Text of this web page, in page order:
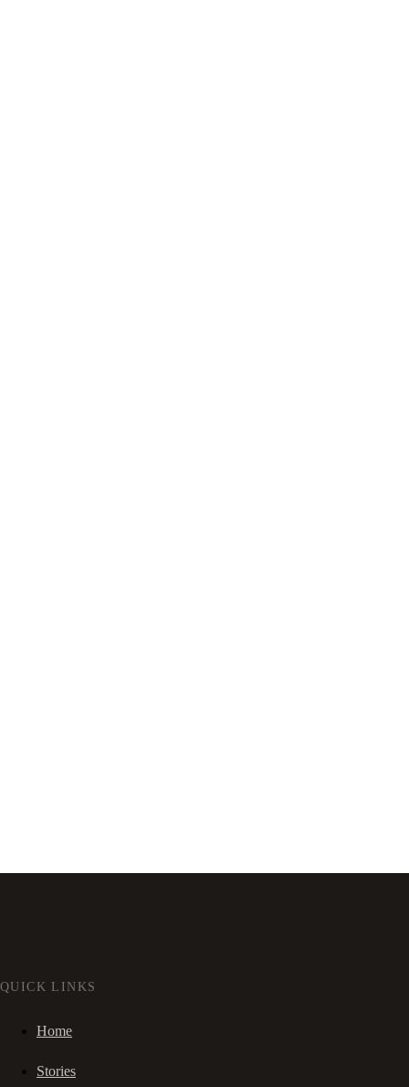
QUICK LINKS
Home
Stories